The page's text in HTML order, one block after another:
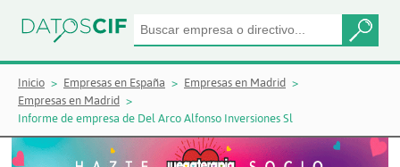
Inicio Empresas en España
Empresas en Madrid
Empresas en Madrid
Informe de empresa de Del Arco Alfonso Inversiones Sl